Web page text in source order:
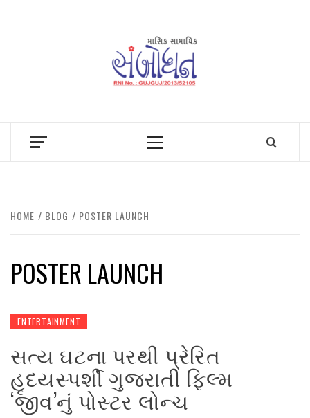
Primary
HOME BLOG POSTER LAUNCH
POSTER LAUNCH
ENTERTAINMENT
સત્ય ઘટના પરથી પ્રેરિત
હૃદયસ્પર્શી ગુજરાતી ફિલ્મ
‘જીવ’નું પોસ્ટર લોન્ચ